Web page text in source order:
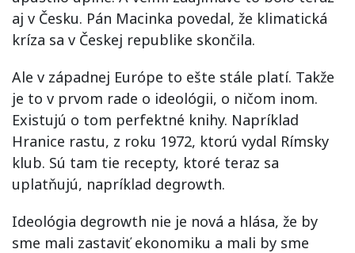
aj v Česku. Pán Macinka povedal, že klimatická
kríza sa v Českej republike skončila.
Ale v západnej Európe to ešte stále platí. Takže
je to v prvom rade o ideológii, o ničom inom.
Existujú o tom perfektné knihy. Napríklad
Hranice rastu, z roku 1972, ktorú vydal Rímsky
klub. Sú tam tie recepty, ktoré teraz sa
uplatňujú, napríklad degrowth.
Ideológia degrowth nie je nová a hlása, že by
sme mali zastaviť ekonomiku a mali by sme